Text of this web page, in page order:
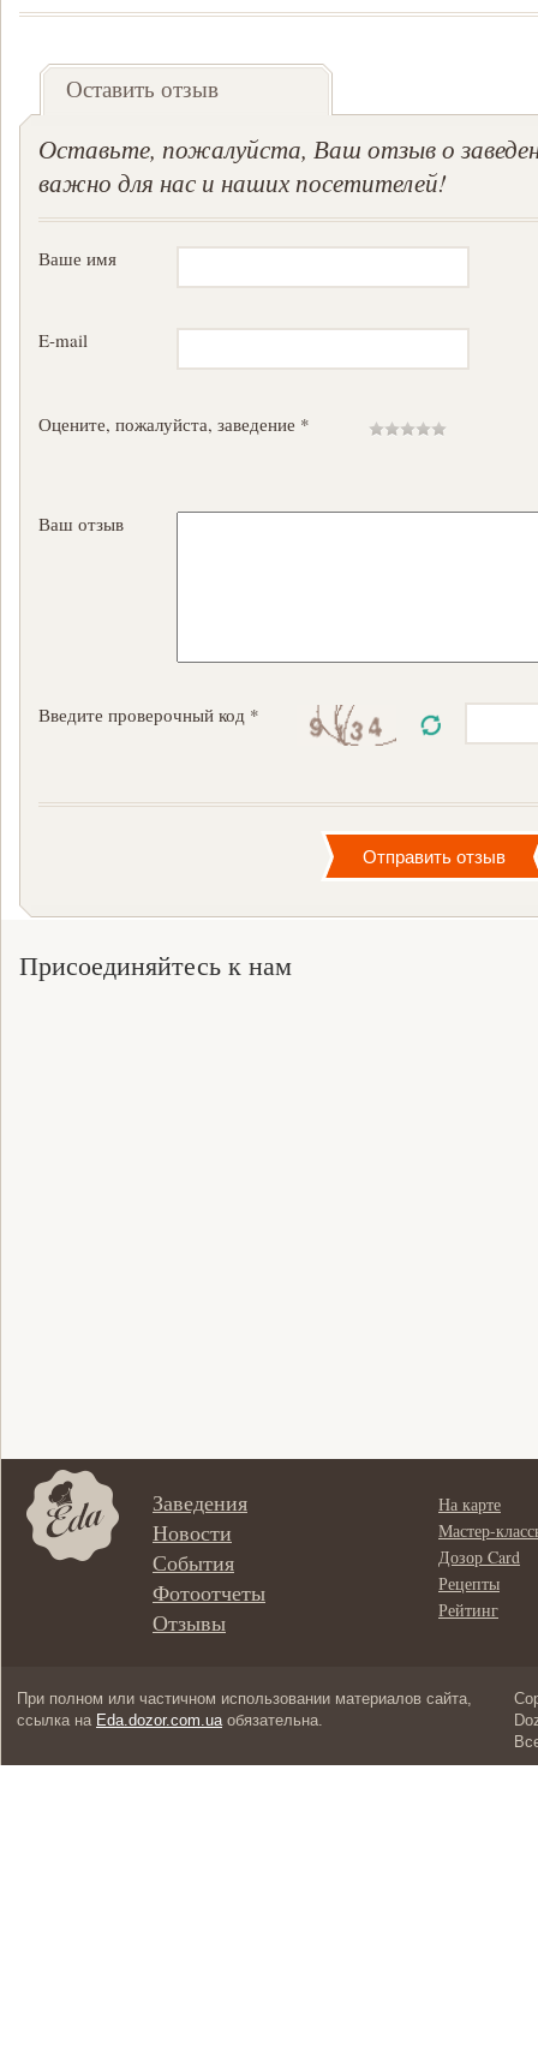
Оставить отзыв
Оставьте, пожалуйста, Ваш отзыв о
важно для нас и наших посетителей!
Ваше имя
E-mail
Оцените, пожалуйста, заведение *
Ваш отзыв
Введите проверочный код *
Присоединяйтесь к нам
Заведения
Новости
События
Фотоотчеты
Отзывы
На карте
Мастер-
Дозор Card
Рецепты
Рейтинг
При полном или частичном использовании материалов сайта,
ссылка на Eda.dozor.com.uaобязательна.